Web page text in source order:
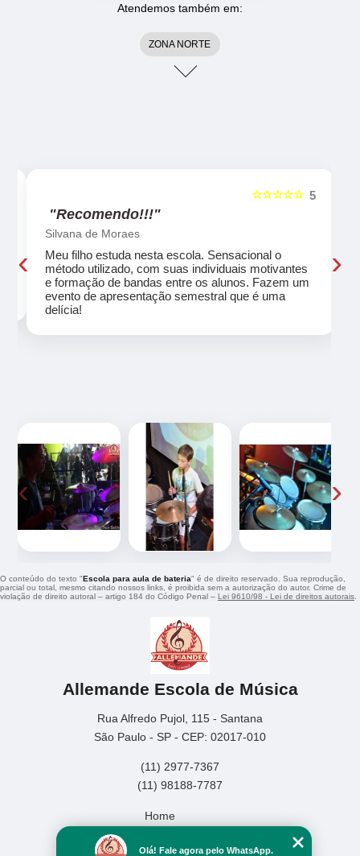
Atendemos também em:
ZONA NORTE
5
☆☆☆☆☆
"Recomendo!!!"
Silvana de Moraes
Meu filho estuda nesta escola. Sensacional o
método utilizado, com suas individuais motivantes
e formação de bandas entre os alunos. Fazem um
evento de apresentação semestral que é uma
delícia!
‹ ›
‹ ›
O conteúdo do texto "Escola para aula de bateria" é de direito reservado. Sua reprodução,
parcial ou total, mesmo citando nossos links, é proibida sem a autorização do autor. Crime de
violação de direito autoral – artigo 184 do Código Penal – Lei 9610/98 - Lei de direitos autorais
Allemande Escola de Música
Rua Alfredo Pujol, 115 - Santana
São Paulo - SP - CEP: 02017-010
(11) 2977-7367
(11) 98188-7787
Home
Missão
Olá! Fale agora pelo WhatsApp.